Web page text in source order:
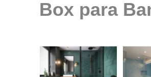
Box para